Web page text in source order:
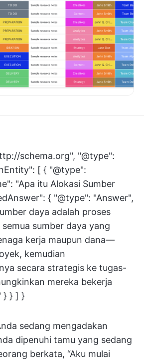
schema.org", "@type":
[ { "@type":
"Apa itu Alokasi Sumber
{ "@type": "Answer",
daya adalah proses
sumber daya yang
kerja maupun dana—
kemudian
secara strategis ke tugas-
mereka bekerja
} } ] }
sedang mengadakan
dipenuhi tamu yang sedang
berkata, “Aku mulai